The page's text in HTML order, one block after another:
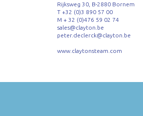
Rijksweg 30, B-2880 Bornem
T +32 (0)3 890 57 00
M + 32 (0)476 59 02 74
sales@clayton.be
peter.declerck@clayton.be
www.claytonsteam.com